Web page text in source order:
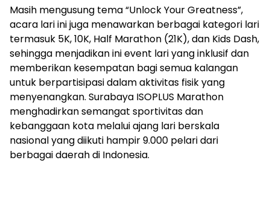
Masih mengusung tema “Unlock Your Greatness”,
acara lari ini juga menawarkan berbagai kategori lari
termasuk 5K, 10K, Half Marathon (21K), dan Kids Dash,
sehingga menjadikan ini event lari yang inklusif dan
memberikan kesempatan bagi semua kalangan
untuk berpartisipasi dalam aktivitas fisik yang
menyenangkan. Surabaya ISOPLUS Marathon
menghadirkan semangat sportivitas dan
kebanggaan kota melalui ajang lari berskala
nasional yang diikuti hampir 9.000 pelari dari
berbagai daerah di Indonesia.